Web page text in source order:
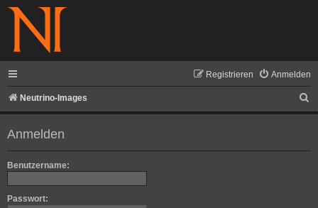
Anmelden
Registrieren
Neutrino-Images
u
Anmelden
Benutzername:
Passwort: